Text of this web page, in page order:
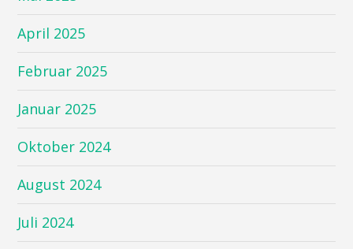
April 2025
Februar 2025
Januar 2025
Oktober 2024
August 2024
Juli 2024